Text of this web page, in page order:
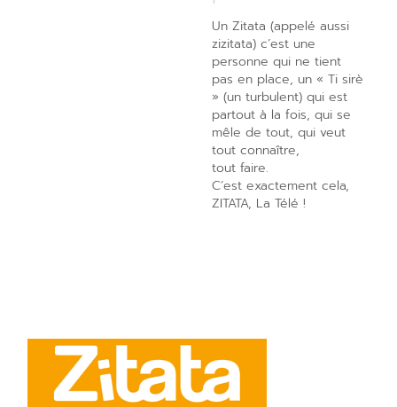
Un Zitata (appelé aussi
zizitata) c’est une
personne qui ne tient
pas en place, un « Ti sirè
» (un turbulent) qui est
partout à la fois, qui se
mêle de tout, qui veut
tout connaître,
tout faire.
C’est exactement cela,
ZITATA, La Télé !